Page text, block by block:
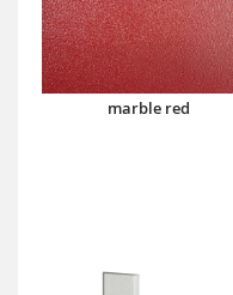
marble red